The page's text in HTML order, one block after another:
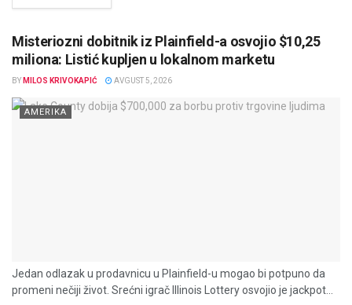
Misteriozni dobitnik iz Plainfield-a osvojio $10,25
miliona: Listić kupljen u lokalnom marketu
BY MILOS KRIVOKAPIĆ AVGUST 5, 2026
AMERIKA
Jedan odlazak u prodavnicu u Plainfield-u mogao bi potpuno da
promeni nečiji život. Srećni igrač Illinois Lottery osvojio je jackpot...